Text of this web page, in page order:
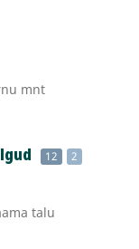
mnt
12 2
talu